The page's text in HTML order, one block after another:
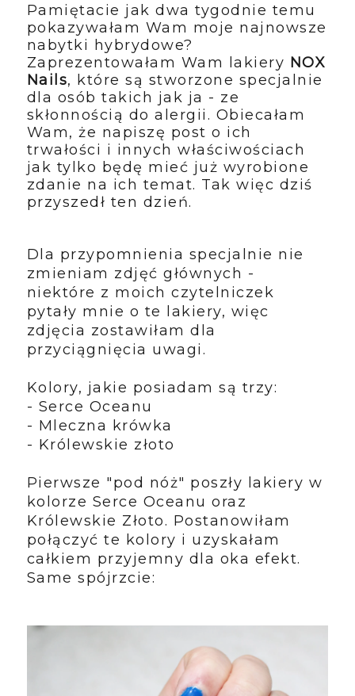
Pamiętacie jak dwa tygodnie temu
pokazywałam Wam moje najnowsze
nabytki hybrydowe?
Zaprezentowałam Wam lakiery NOX
Nails, które są stworzone specjalnie
dla osób takich jak ja - ze
skłonnością do alergii. Obiecałam
Wam, że napiszę post o ich
trwałości i innych właściwościach
jak tylko będę mieć już wyrobione
zdanie na ich temat. Tak więc dziś
przyszedł ten dzień.
Dla przypomnienia specjalnie nie
zmieniam zdjęć głównych -
niektóre z moich czytelniczek
pytały mnie o te lakiery, więc
zdjęcia zostawiłam dla
przyciągnięcia uwagi.
Kolory, jakie posiadam są trzy:
- Serce Oceanu
- Mleczna krówka
- Królewskie złoto
Pierwsze "pod nóż" poszły lakiery w
kolorze Serce Oceanu oraz
Królewskie Złoto. Postanowiłam
połączyć te kolory i uzyskałam
całkiem przyjemny dla oka efekt.
Same spójrzcie: